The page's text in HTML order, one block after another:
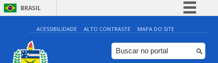
BRASIL
Simplifique!
Comunica BR
Participe
ACESSIBILIDADE ALTO CONTRASTE MAPA DO SITE